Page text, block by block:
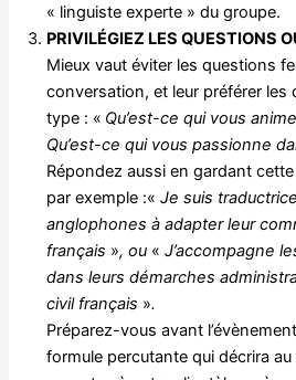
« linguiste experte » du groupe.
PRIVILÉGIEZ LES QUESTIONS
Mieux vaut éviter les questions
conversation, et leur préférer les
type : « Qu’est-ce qui vous
Qu’est-ce qui vous passionne
Répondez aussi en gardant
par exemple :« Je suis traductrice
anglophones à adapter leur
français », ou « J’accompagne
dans leurs démarches
civil français ».
Préparez-vous avant
formule percutante qui décrira